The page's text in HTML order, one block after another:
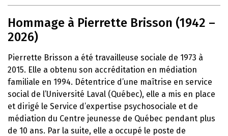
Hommage à Pierrette Brisson (1942 –
2026)
Pierrette Brisson a été travailleuse sociale de 1973 à
2015. Elle a obtenu son accréditation en médiation
familiale en 1994. Détentrice d’une maîtrise en service
social de l’Université Laval (Québec), elle a mis en place
et dirigé le Service d’expertise psychosociale et de
médiation du Centre jeunesse de Québec pendant plus
de 10 ans. Par la suite, elle a occupé le poste de